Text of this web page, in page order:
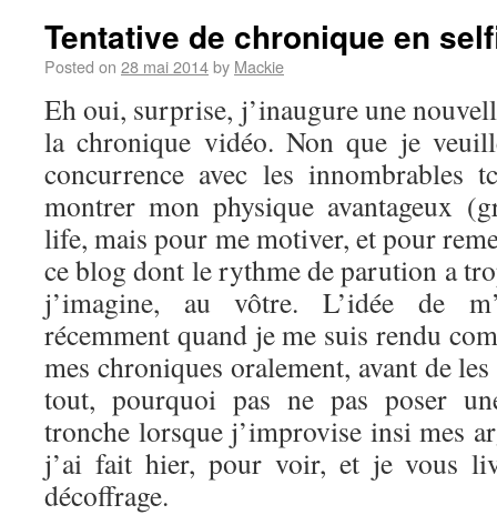
Tentative de chronique en
Posted on 28 mai 2014by Mackie
Eh oui, surprise, j’inaugure une
la chronique vidéo. Non que je
concurrence avec les innombrables
montrer mon physique avantageux
life, mais pour me motiver, et pour
ce blog dont le rythme de parution a
j’imagine, au vôtre. L’idée de
récemment quand je me suis rendu
mes chroniques oralement, avant de
tout, pourquoi pas ne pas poser
tronche lorsque j’improvise insi mes
j’ai fait hier, pour voir, et je vous
décoffrage.